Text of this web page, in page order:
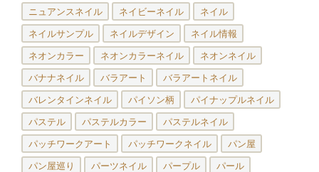
ニュアンスネイル ネイビーネイル ネイル
ネイルサンプル ネイルデザイン ネイル情報
ネオンカラー ネオンカラーネイル ネオンネイル
バナナネイル バラアート バラアートネイル
バレンタインネイル パイソン柄 パイナップルネイル
パステル パステルカラー パステルネイル
パッチワークアート パッチワークネイル パン屋
パン屋巡り パーツネイル パープル パール